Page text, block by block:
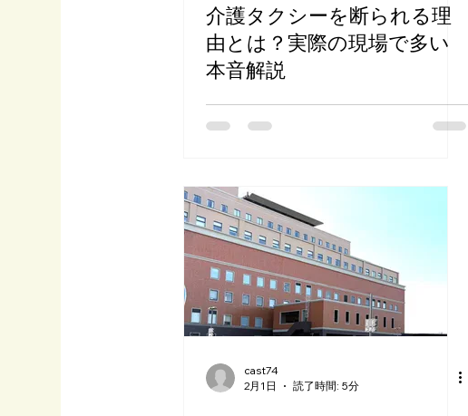
介護タクシーを断られる理
由とは？実際の現場で多い
本音解説
cast74
2月1日
読了時間: 5分